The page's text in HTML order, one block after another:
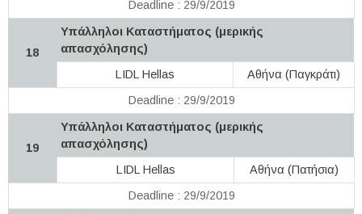
Deadline : 29/9/2019
18
Υπάλληλοι Καταστήματος (μερικής
απασχόλησης)
LIDL Hellas
Αθήνα (Παγκράτι)
Deadline : 29/9/2019
19
Υπάλληλοι Καταστήματος (μερικής
απασχόλησης)
LIDL Hellas
Αθήνα (Πατήσια)
Deadline : 29/9/2019